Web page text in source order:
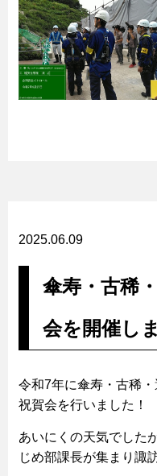
2025.06.09
傘寿・古稀
会を開催し
令和7年に傘寿・古稀
祝賀会を行いました！
あいにくの天気でした
じめ部課長が集まり諏